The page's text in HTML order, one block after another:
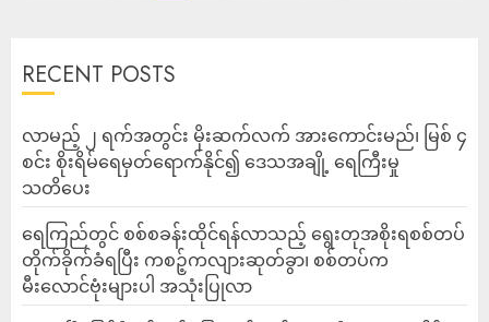
RECENT POSTS
လာမည့် ၂ ရက်အတွင်း မိုးဆက်လက် အားကောင်းမည်၊ မြစ် ၄
စင်း စိုးရိမ်ရေမှတ်ရောက်နိုင်၍ ဒေသအချို့ ရေကြီးမှု
သတိပေး
ရေကြည်တွင် စစ်စခန်းထိုင်ရန်လာသည့် ရွေးတုအစိုးရစစ်တပ်
တိုက်ခိုက်ခံရပြီး ကစဉ့်ကလျားဆုတ်ခွာ၊ စစ်တပ်က
မီးလောင်ဗုံးများပါ အသုံးပြုလာ